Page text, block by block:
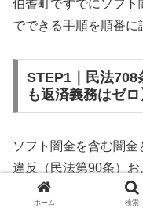
伯耆町ですでにソフ
でできる手順を順番に
STEP1｜民法708
も返済義務はゼロ
ソフト闇金を含む闇
違反（民法第90条）お
に該当するため、法
ホーム 検索